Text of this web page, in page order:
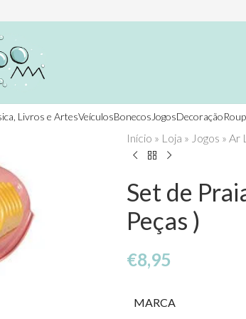
Livros e ArtesVeículosBonecos JogosDecoração
Início » Loja » Jogos » Ar
Set de
Peças )
€8,95
MARCA